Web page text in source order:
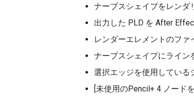
ナーブスシェイプをレンダ
出力した PLD を After
レンダーエレメントのフ
ナーブスシェイプにライン
選択エッジを使用してい
[未使用のPencil+ 4 ノード